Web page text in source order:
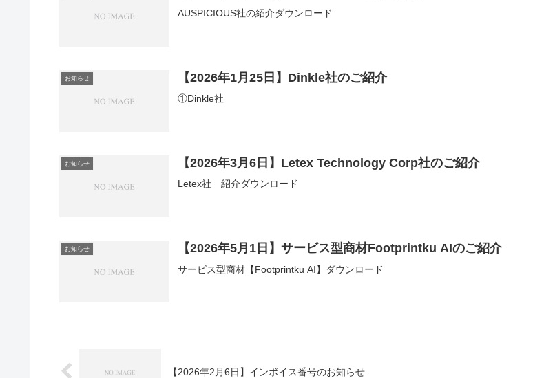
AUSPICIOUS社の紹介ダウンロード
お知らせ 【2026年1月25日】Dinkle社のご紹介
①Dinkle社
お知らせ 【2026年3月6日】Letex Technology Corp社のご紹介
Letex社 紹介ダウンロード
お知らせ 【2026年5月1日】サービス型商材Footprintku AIのご紹介
サービス型商材【Footprintku AI】ダウンロード
【2026年2月6日】インボイス番号のお知らせ